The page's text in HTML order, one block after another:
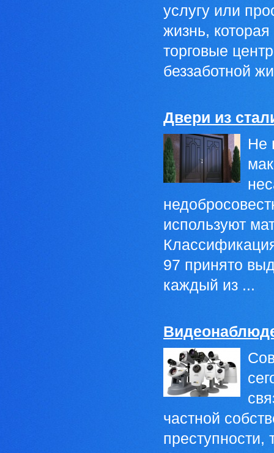
услугу или
жизнь,
торговые
беззаботной
Двери из
Не
используют
97 принято
каждый из ...
частной